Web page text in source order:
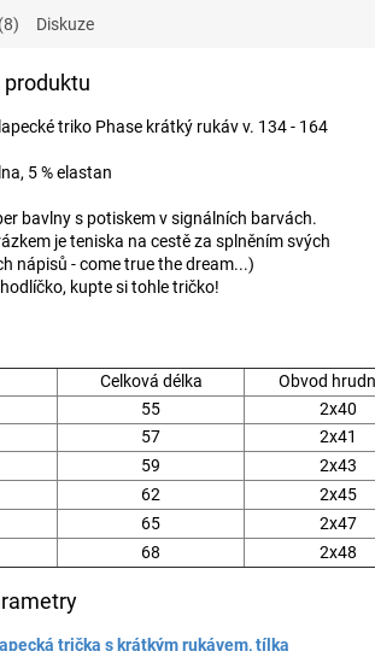
Diskuze
produktu
triko Phase krátký rukáv v. 134 - 164
5 % elastan
bavlny s potiskem v signálních barvách.
je teniska na cestě za splněním svých
nápisů - come true the dream...)
kupte si tohle tričko!
Celková délka
Obvod
55
2x40
57
2x41
59
2x43
62
2x45
65
2x47
68 2x48
trička s krátkým rukávem, tílka